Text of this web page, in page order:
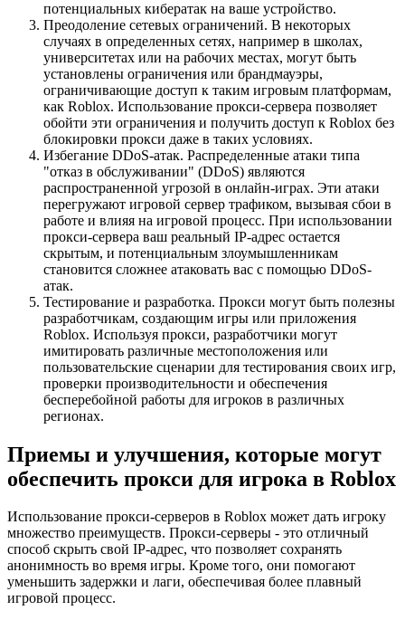
потенциальных кибератак на ваше устройство.
Преодоление сетевых ограничений. В некоторых
случаях в определенных сетях, например в школах,
университетах или на рабочих местах, могут быть
установлены ограничения или брандмауэры,
ограничивающие доступ к таким игровым платформам,
как Roblox. Использование прокси-сервера позволяет
обойти эти ограничения и получить доступ к Roblox без
блокировки прокси даже в таких условиях.
Избегание DDoS-атак. Распределенные атаки типа
"отказ в обслуживании" (DDoS) являются
распространенной угрозой в онлайн-играх. Эти атаки
перегружают игровой сервер трафиком, вызывая сбои в
работе и влияя на игровой процесс. При использовании
прокси-сервера ваш реальный IP-адрес остается
скрытым, и потенциальным злоумышленникам
становится сложнее атаковать вас с помощью DDoS-
атак.
Тестирование и разработка. Прокси могут быть полезны
разработчикам, создающим игры или приложения
Roblox. Используя прокси, разработчики могут
имитировать различные местоположения или
пользовательские сценарии для тестирования своих игр,
проверки производительности и обеспечения
бесперебойной работы для игроков в различных
регионах.
Приемы и улучшения, которые могут
обеспечить прокси для игрока в Roblox
Использование прокси-серверов в Roblox может дать игроку
множество преимуществ. Прокси-серверы - это отличный
способ скрыть свой IP-адрес, что позволяет сохранять
анонимность во время игры. Кроме того, они помогают
уменьшить задержки и лаги, обеспечивая более плавный
игровой процесс.